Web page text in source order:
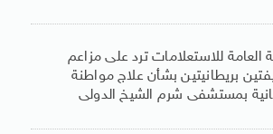
العامة للاستعلامات ترد على مزاعم
بريطانيتين بشأن علاج مواطنة
بمستشفى شرم الشيخ الدولى